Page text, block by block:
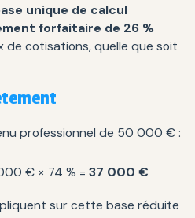
unique de calcul
forfaitaire de 26 %
cotisations, quelle que soit
professionnel de 50 000 € :
€ × 74 % = 37 000 €
sur cette base réduite